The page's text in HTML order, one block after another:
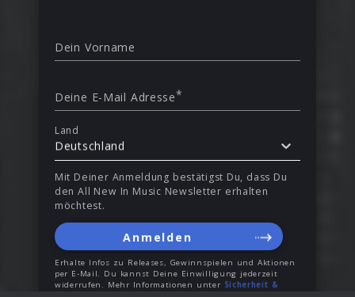
Dein Vorname
Deine E-Mail Adresse*
Land
Deutschland
Mit Deiner Anmeldung bestätigst Du, dass Du
den All New In Music Newsletter erhalten
möchtest.
Anmelden
Erhalte Infos zu Releases, Gewinnspielen und Aktionen
per E-Mail. Du kannst Deine Einwilligung jederzeit
widerrufen. Mehr Informationen unter Sicherheit &